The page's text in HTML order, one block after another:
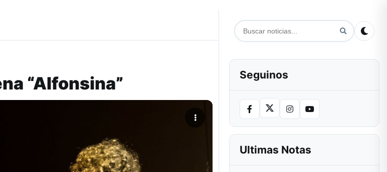
“Alfonsina” Seguinos
Ultimas Notas